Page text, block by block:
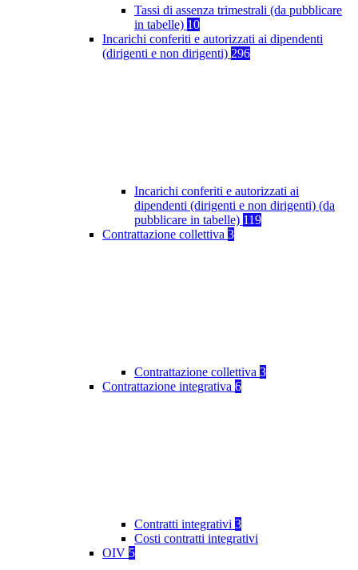
Tassi di assenza trimestrali (da pubblicare
in tabelle) 10
Incarichi conferiti e autorizzati ai dipendenti
(dirigenti e non dirigenti) 296
Incarichi conferiti e autorizzati ai
dipendenti (dirigenti e non dirigenti) (da
pubblicare in tabelle) 119
Contrattazione collettiva 3
Contrattazione collettiva 3
Contrattazione integrativa 6
Contratti integrativi 3
Costi contratti integrativi
OIV 5